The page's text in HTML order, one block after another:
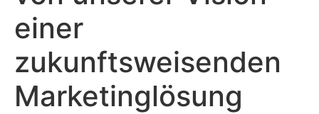
einer
zukunftsweisenden
Marketinglösung